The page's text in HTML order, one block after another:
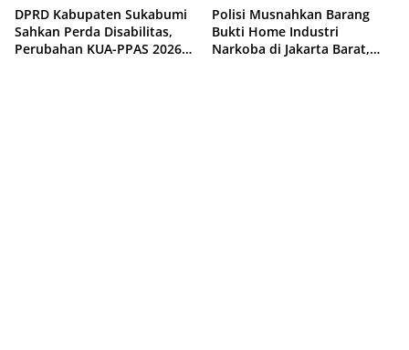
DPRD Kabupaten Sukabumi
Sahkan Perda Disabilitas,
Perubahan KUA-PPAS 2026
Polisi Musnahkan Barang
Bukti Home Industri
Narkoba di Jakarta Barat,